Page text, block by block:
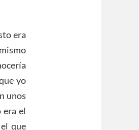
era
yo
unos
era el
que